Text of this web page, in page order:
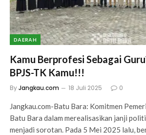
DAERAH
Kamu Berprofesi Sebagai
BPJS-TK Kamu!!!
ByJangkau.com 18 Juli 2025 0
Jangkau.com-Batu Bara: Komitmen
Batu Bara dalam merealisasikan janji
menjadi sorotan. Pada 5 Mei 2025 lalu,